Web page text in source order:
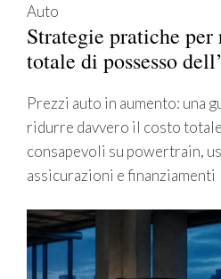
Auto
Strategie pratiche
totale di possesso
Prezzi auto in aumento: una
ridurre davvero il costo
consapevoli su powertrain,
assicurazioni e finanziamenti